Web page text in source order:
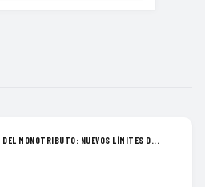
MONOTRIBUTO: NUEVOS LÍMITES D...